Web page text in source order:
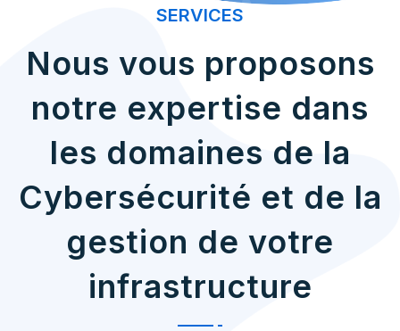
SERVICES
Nous vous proposons
notre expertise dans
les domaines de la
Cybersécurité et de la
gestion de votre
infrastructure